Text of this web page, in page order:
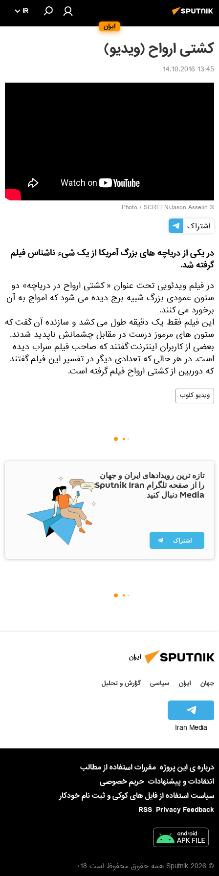
ایران
IR
کشتی ارواح (ویدیو)
13:45 14.10.2016
© Photo /
SCREEN/Jason Asselin
اشتراک
در یکی از دریاچه های بزرگ آمریکا از یک شیء ناشناس فیلم
گرفته شد.
در فیلم ویدئویی تحت عنوان « کشتی ارواح در دریاچه» دو
ستون عمودی بزرگ شبیه برج دیده می شود که امواج به آن
برخورد می کنند.
این فیلم فقط یک دقیقه طول می کشد و سازنده آن گفت که
ستون های مرموز درست در مقابل چشمانش ناپدید شدند.
بعضی از کاربران اینترنت گفتند که صاحب فیلم سراب دیده
است. در هر حالی که تعدادی دیگر در تفسیر این فیلم گفتند
که دوربین از کشتی ارواح فیلم گرفته است.
ویدیو کلوب
تازه ترین رویدادهای ایران و جهان
را از صفحه تلگرام Sputnik Iran
Media دنبال کنید
اشتراک
ایران
جهان ایران سیاسی گزارش و تحلیل
Iran Media
درباره ی این پروژه مقررات استفاده از مطالب
انتقادات و پیشنهادات حریم خصوصی
سیاست استفاده از فایل های کوکی و ثبت نام خودکار
Privacy Feedback
RSS
© 2026 Sputnik همه حقوق محفوظ است 18+